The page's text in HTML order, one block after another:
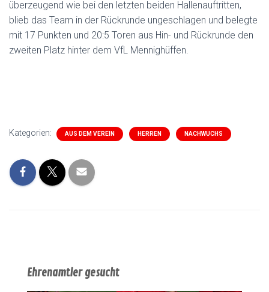
überzeugend wie bei den letzten beiden Hallenauftritten,
blieb das Team in der Rückrunde ungeschlagen und belegte
mit 17 Punkten und 20:5 Toren aus Hin- und Rückrunde den
zweiten Platz hinter dem VfL Mennighüffen.
Kategorien: AUS DEM VEREIN HERREN NACHWUCHS
Ehrenamtler gesucht